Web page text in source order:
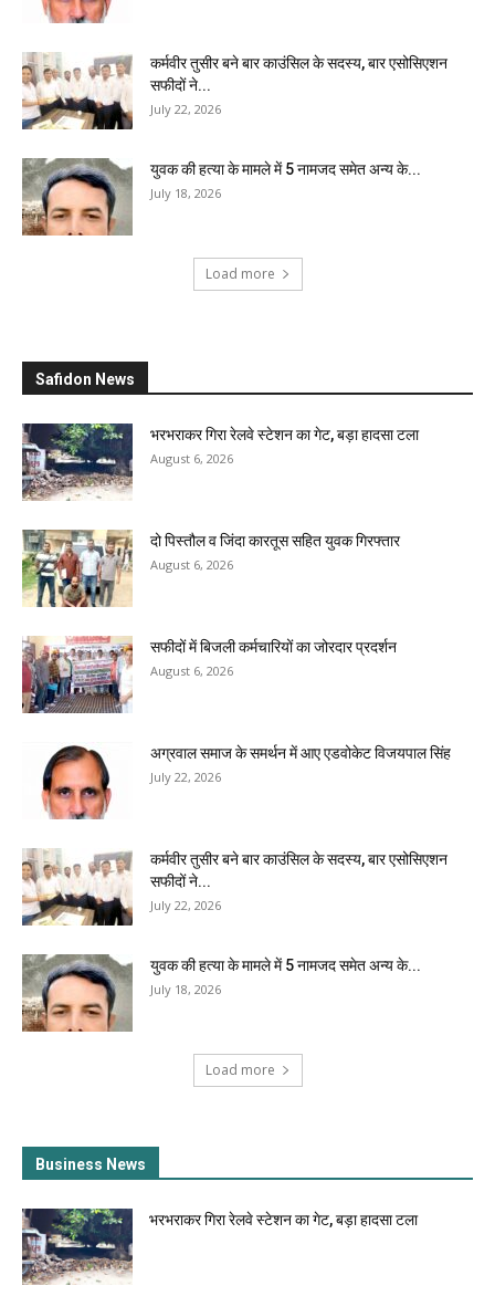
कर्मवीर तुसीर बने बार काउंसिल के सदस्य, बार एसोसिएशन
सफीदों ने...
July 22, 2026
युवक की हत्या के मामले में 5 नामजद समेत अन्य के...
July 18, 2026
Load more
Safidon News
भरभराकर गिरा रेलवे स्टेशन का गेट, बड़ा हादसा टला
August 6, 2026
दो पिस्तौल व जिंदा कारतूस सहित युवक गिरफ्तार
August 6, 2026
सफीदों में बिजली कर्मचारियों का जोरदार प्रदर्शन
August 6, 2026
अग्रवाल समाज के समर्थन में आए एडवोकेट विजयपाल सिंह
July 22, 2026
कर्मवीर तुसीर बने बार काउंसिल के सदस्य, बार एसोसिएशन
सफीदों ने...
July 22, 2026
युवक की हत्या के मामले में 5 नामजद समेत अन्य के...
July 18, 2026
Load more
Business News
भरभराकर गिरा रेलवे स्टेशन का गेट, बड़ा हादसा टला